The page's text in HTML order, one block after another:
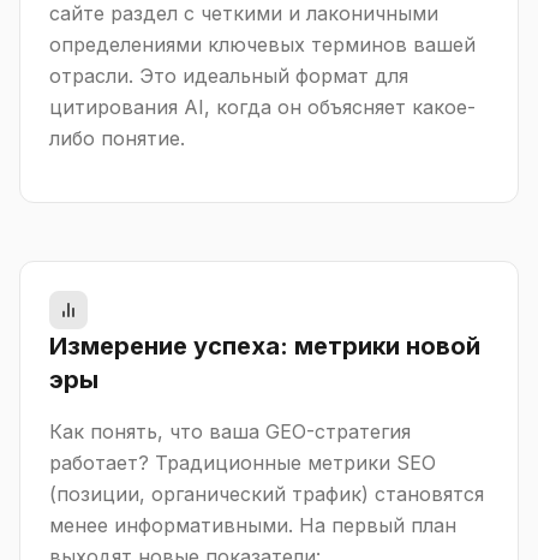
сайте раздел с четкими и лаконичными
определениями ключевых терминов вашей
отрасли. Это идеальный формат для
цитирования AI, когда он объясняет какое-
либо понятие.
Измерение успеха: метрики новой
эры
Как понять, что ваша GEO-стратегия
работает? Традиционные метрики SEO
(позиции, органический трафик) становятся
менее информативными. На первый план